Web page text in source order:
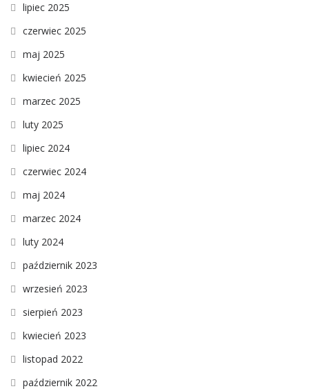
lipiec 2025
czerwiec 2025
maj 2025
kwiecień 2025
marzec 2025
luty 2025
lipiec 2024
czerwiec 2024
maj 2024
marzec 2024
luty 2024
październik 2023
wrzesień 2023
sierpień 2023
kwiecień 2023
listopad 2022
październik 2022